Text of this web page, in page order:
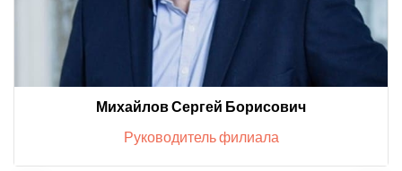
Михайлов Сергей Борисович
Руководитель филиала